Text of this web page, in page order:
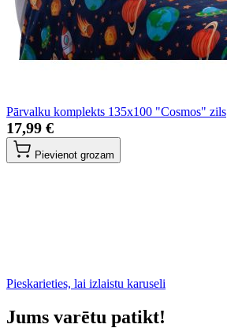
Pārvalku komplekts 135x100 "Cosmos" zils
17,99 €
Pievienot grozam
Pieskarieties, lai izlaistu karuseli
Jums varētu patikt!